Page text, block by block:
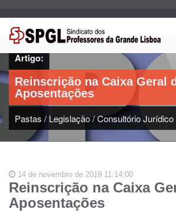
Artigo:
Reinscrição na Caixa Geral
Aposentações
Pastas / Legislação/Consultório Jurídico
14 de novembro de 2019 11:14:00
Reinscrição na Caixa
Aposentações